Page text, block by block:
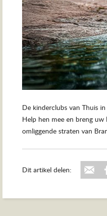
De kinderclubs van Thuis
Help hen mee en breng
omliggende straten van
Dit artikel delen: